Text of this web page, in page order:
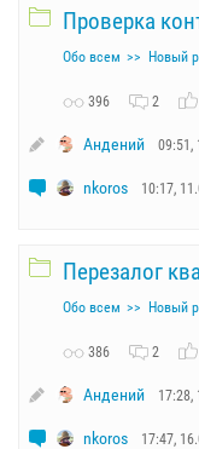
Проверка
Обо всем Новый
396 2
Андений 09:51,
nkoros 10:17,
Перезалог
Обо всем Новый
386 2
Андений 17:28,
nkoros 17:47,